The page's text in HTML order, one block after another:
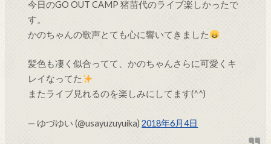
今日のGO OUT CAMP 猪苗代のライブ楽しかったで
す。
かのちゃんの歌声とても心に響いてきました
髪色も凄く似合ってて、かのちゃんさらに可愛くキ
レイなってた
またライブ見れるのを楽しみにしてます(^^)
— ゆづゆい (@usayuzuyuika)2018年6月4日